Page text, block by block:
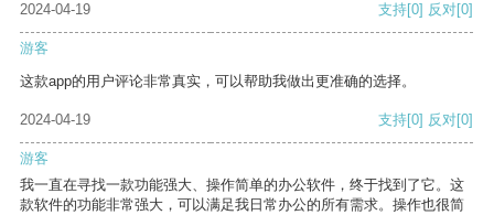
2024-04-19 支持[0] 反对[0]
游客
这款app的用户评论非常真实，可以帮助我做出更准确的选择。
2024-04-19 支持[0] 反对[0]
游客
我一直在寻找一款功能强大、操作简单的办公软件，终于找到了它。这
款软件的功能非常强大，可以满足我日常办公的所有需求。操作也很简